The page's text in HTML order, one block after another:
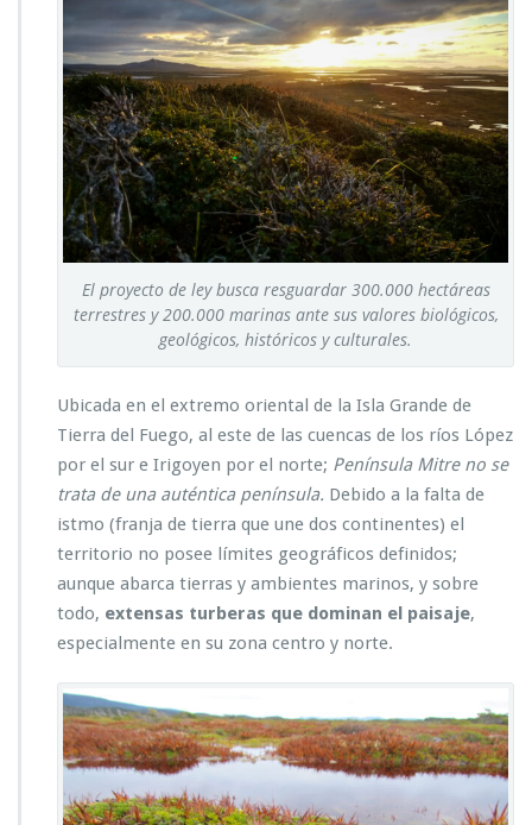
El proyecto de ley busca resguardar 300.000 hectáreas
terrestres y 200.000 marinas ante sus valores biológicos,
geológicos, históricos y culturales.
Ubicada en el extremo oriental de la Isla Grande de
Tierra del Fuego, al este de las cuencas de los ríos López
por el sur e Irigoyen por el norte; Península Mitre no se
trata de una auténtica península. Debido a la falta de
istmo (franja de tierra que une dos continentes) el
territorio no posee límites geográficos definidos;
aunque abarca tierras y ambientes marinos, y sobre
todo, extensas turberas que dominan el paisaje,
especialmente en su zona centro y norte.